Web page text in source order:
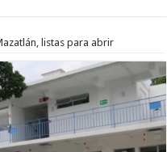
listas para abrir